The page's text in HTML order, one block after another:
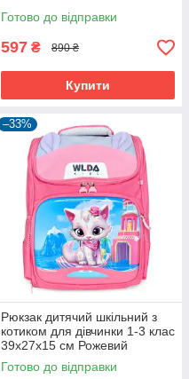
(60986)
Готово до відправки
597 ₴ 890 ₴
Купити
–33%
Рюкзак дитячий шкільний з
котиком для дівчинки 1-3 клас
39х27х15 см Рожевий
(60985)
Готово до відправки